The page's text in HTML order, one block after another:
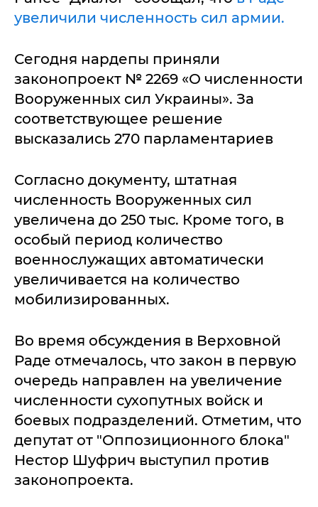
увеличили численность сил армии.
Сегодня нардепы приняли
законопроект № 2269 «О численности
Вооруженных сил Украины». За
соответствующее решение
высказались 270 парламентариев
Согласно документу, штатная
численность Вооруженных сил
увеличена до 250 тыс. Кроме того, в
особый период количество
военнослужащих автоматически
увеличивается на количество
мобилизированных.
Во время обсуждения в Верховной
Раде отмечалось, что закон в первую
очередь направлен на увеличение
численности сухопутных войск и
боевых подразделений. Отметим, что
депутат от "Оппозиционного блока"
Нестор Шуфрич выступил против
законопроекта.